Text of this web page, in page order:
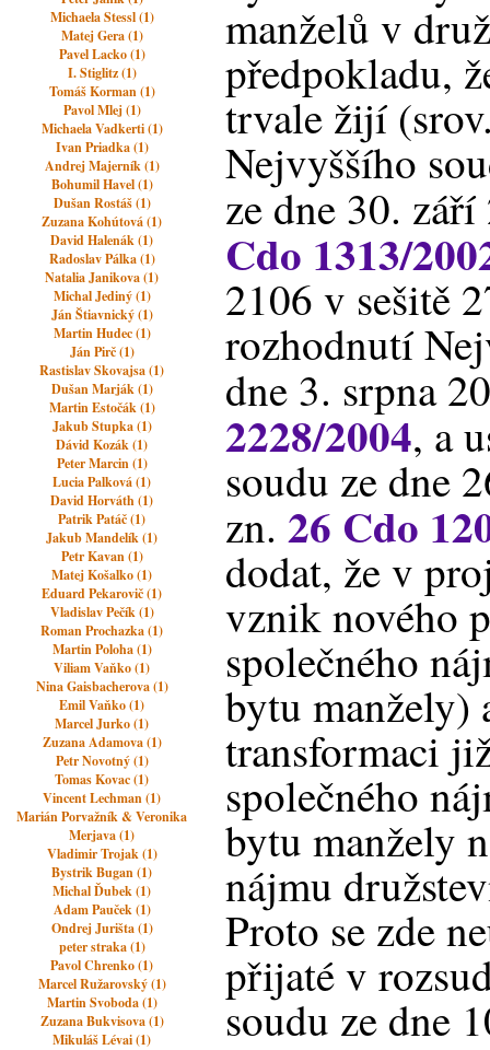
Michaela Stessl (1)
Matej Gera (1)
Pavel Lacko (1)
I. Stiglitz (1)
Tomáš Korman (1)
Pavol Mlej (1)
Michaela Vadkerti (1)
Ivan Priadka (1)
Andrej Majerník (1)
Bohumil Havel (1)
Dušan Rostáš (1)
Zuzana Kohútová (1)
David Halenák (1)
Radoslav Pálka (1)
Natalia Janikova (1)
Michal Jediný (1)
Ján Štiavnický (1)
Martin Hudec (1)
Ján Pirč (1)
Rastislav Skovajsa (1)
Dušan Marják (1)
Martin Estočák (1)
Jakub Stupka (1)
Dávid Kozák (1)
Peter Marcin (1)
Lucia Palková (1)
David Horváth (1)
Patrik Patáč (1)
Jakub Mandelík (1)
Petr Kavan (1)
Matej Košalko (1)
Eduard Pekarovič (1)
Vladislav Pečík (1)
Roman Prochazka (1)
Martin Poloha (1)
Viliam Vaňko (1)
Nina Gaisbacherova (1)
Emil Vaňko (1)
Marcel Jurko (1)
Zuzana Adamova (1)
Petr Novotný (1)
Tomas Kovac (1)
Vincent Lechman (1)
Marián Porvažník & Veronika
Merjava (1)
Vladimir Trojak (1)
Bystrik Bugan (1)
Michal Ďubek (1)
Adam Pauček (1)
Ondrej Jurišta (1)
peter straka (1)
Pavol Chrenko (1)
Marcel Ružarovský (1)
Martin Svoboda (1)
Zuzana Bukvisova (1)
Mikuláš Lévai (1)
manželů v
předpokladu,
trvale žijí
Nejvyššího
ze dne 30.
Cdo 1313/
2106 v sešitě
rozhodnutí
dne 3. srpna
2228/2004, a
soudu ze dne
zn.26 Cdo
dodat, že v
vznik nového
společného
bytu manžely)
transformaci
společného
bytu manžely
nájmu
Proto se zde
přijaté v
soudu ze dne